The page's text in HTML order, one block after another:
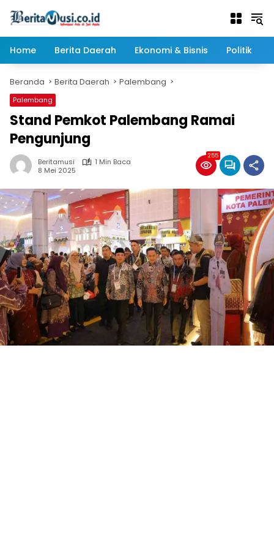
Home
Berita Daerah Ekonomi & Bisnis Politik
Beranda Berita Daerah Palembang
Palembang
Stand Pemkot Palembang Ramai
Pengunjung
Beritamusi
1 Min Baca
8 Mei 2025
255